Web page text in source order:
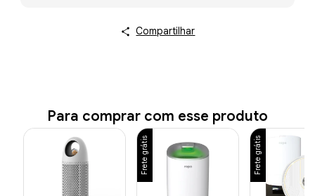
Compartilhar
Para comprar com esse produto
Frete grátis Frete grátis